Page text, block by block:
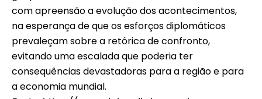
com apreensão a evolução dos acontecimentos,
na esperança de que os esforços diplomáticos
prevaleçam sobre a retórica de confronto,
evitando uma escalada que poderia ter
consequências devastadoras para a região e para
a economia mundial.